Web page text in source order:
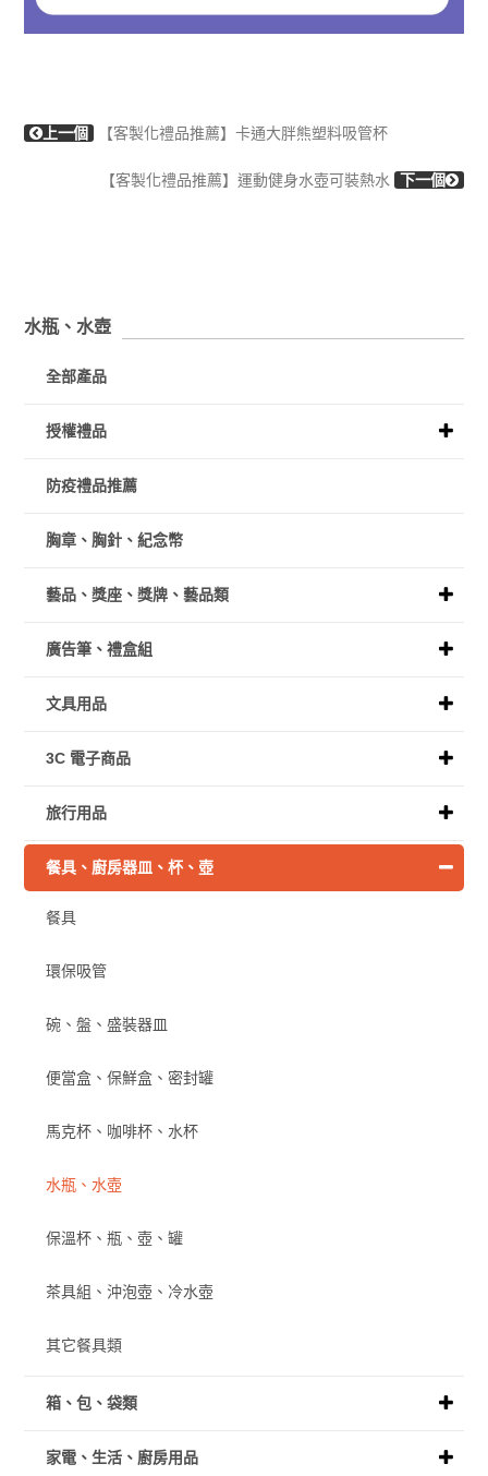
上一個 【客製化禮品推薦】卡通大胖熊塑料吸管杯
【客製化禮品推薦】運動健身水壺可裝熱水 下一個
水瓶、水壺
全部產品
授權禮品
防疫禮品推薦
胸章、胸針、紀念幣
藝品、獎座、獎牌、藝品類
廣告筆、禮盒組
文具用品
3C 電子商品
旅行用品
餐具、廚房器皿、杯、壺
餐具
環保吸管
碗、盤、盛裝器皿
便當盒、保鮮盒、密封罐
馬克杯、咖啡杯、水杯
水瓶、水壺
保溫杯、瓶、壺、罐
茶具組、沖泡壺、冷水壺
其它餐具類
箱、包、袋類
家電、生活、廚房用品